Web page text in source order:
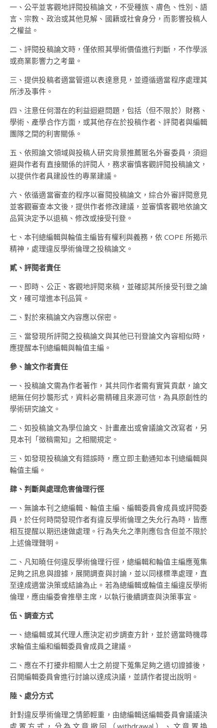
一、公平並客觀地評閱投稿論文，不受種族、膚色、性別、語
言、宗教、政治或其他見解、國籍或社會身分，而影響投稿人
之權益。
二、評閱投稿論文時，僅依照其學術價值進行判斷，不作學派
或商業影響力之考量。
三、提供投稿者適當管道以表達意見，並遵循適當程序處理其
所涉及事件。
四、注意任何潛在的利益迴避問題，包括（但不限於）財務、
學術、產學合作方面，或其他存在於投稿作者、評閱者與編輯
團隊之間的利害關係。
五、依照論文領域與投稿人研究背景推薦匿名外審委員，須迴
避與作者有直接關係的評閱人，務求審慎客觀評閱投稿論文，
以提供作者具建設性的專業建議。
六、依循適當審查的程序以審閱投稿論文，綜合外審評閱意見
並客觀審查本文後，提供作者修改建議，並審慎客觀地依論文
品質決定予以退稿、修改或接受刊登。
七、本刊總編輯與輪值主編皆有權利與義務，依 COPE 所揭示
精神，處理違反學術倫理之投稿論文。
貳、評閱者責任
一、即時、公正、客觀地評閱來稿，並確認其所接受刊登之論
文，確可增進本刊品質。
二、對於來稿論文內容應以保密。
三、當發現所評閱之投稿論文與其他已刊登論文內容相似時，
應提醒本刊總編輯與輪值主編。
參、論文作者責任
一、投稿論文需為作者著作，其共同作者需有實質貢獻，論文
絕無任何抄襲形式，資料必需精確且來源可信，為具原創性的
學術研究論文。
二、如投稿論文為學位論文、計畫產出或會議論文改寫者，另
見本刊「徵稿需知」之相關規定。
三、如發現投稿論文有錯誤時，應立即主動通知本刊總編輯與
輪值主編。
肆、判斷與處理危害倫理行徑
一、無論本刊之總編輯、輪值主編、編輯委員會成員或評閱委
員，於任何時間發現作者有違反學術倫理之失允行為時，皆應
相互提醒以期迅速做處理。行為失允之準則應包含但並不限於
上述倫理聲明。
二、凡知曉任何違反學術倫理行徑，總編輯和輪值主編應蒐集
足夠之訊息與證據，展開調查與討論，並以同樣標準處理，直
至達成適當決策或結論為止。若為總編輯或輪值主編違反學術
倫理，應由編委會推舉主席，以執行後續調查與決策事宜。
伍、調查方式
一、總編輯或其代理人應決定初步調查方針，並於適當時機尋
求輪值主編和編輯委員會成員之建議。
二、應在不打擾非相關人士之前提下蒐集足夠之適切證據後，
召開編輯委員會進行討論以達成決議，並請作者提出說明。
陸、處分方式
針對違反學術倫理之情節輕重，由總編輯送編輯委員會議議決
處置方式，分為文章撤回（withdrawal）、文章置換